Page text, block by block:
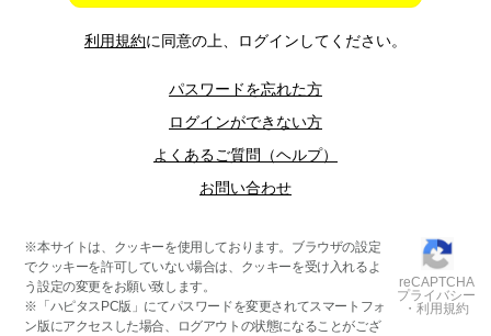
利用規約に同意の上、ログインしてください。
パスワードを忘れた方
ログインができない方
よくあるご質問（ヘルプ）
お問い合わせ
※本サイトは、クッキーを使用しております。ブラウザの設定
でクッキーを許可していない場合は、クッキーを受け入れるよ
う設定の変更をお願い致します。
※「ハピタスPC版」にてパスワードを変更されてスマートフォ
ン版にアクセスした場合、ログアウトの状態になることがござ
reCAPTCHA
プライバシー
・利用規約